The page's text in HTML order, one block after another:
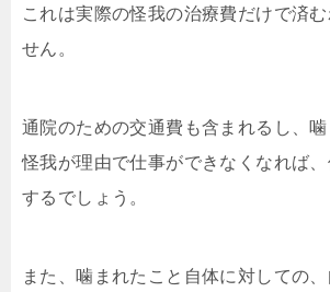
これは実際の怪我の治療費だけで済
せん。
通院のための交通費も含まれるし、
怪我が理由で仕事ができなくなれば
するでしょう。
また、噛まれたこと自体に対しての